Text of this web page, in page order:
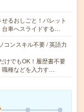
るおしごと！パレット
台車へスライドする…
コンスキル不要 / 英語力
けでもOK！履歴書不要
種などを入力す…